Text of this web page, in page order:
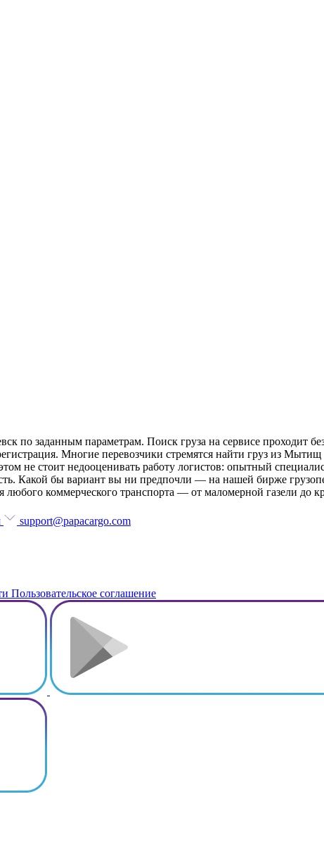
заданным параметрам. Поиск груза на сервисе проходит
Многие перевозчики стремятся найти груз из
не стоит недооценивать работу логистов: опытный
Какой бы вариант вы ни предпочли — на нашей бирже
любого коммерческого транспорта — от маломерной газели до
support@papacargo.com
Пользовательское соглашение